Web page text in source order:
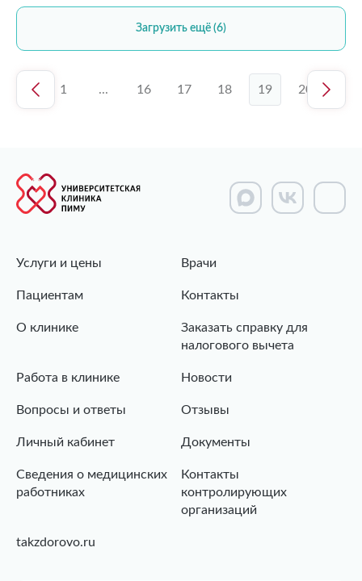
Загрузить ещё (6)
1 ... 16 17 18 19 20
Услуги и цены Врачи
Пациентам Контакты
О клинике
Заказать справку для
налогового вычета
Работа в клинике Новости
Вопросы и ответы Отзывы
Личный кабинет Документы
Сведения о медицинских
работниках
Контакты
контролирующих
организаций
takzdorovo.ru